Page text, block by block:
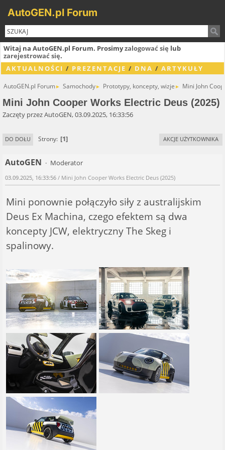
AutoGEN.pl Forum
Witaj na AutoGEN.pl Forum. Prosimyzalogować się lub
zarejestrować się.
AKTUALNOŚCI / PREZENTACJE / DNA / ARTYKUŁY
AutoGEN.pl Forum► Samochody► Prototypy, koncepty, wizje ► Mini John
Mini John Cooper Works Electric Deus (2025)
Zaczęty przez AutoGEN, 03.09.2025, 16:33:56
DO DOŁU Strony 1 AKCJE UŻYTKOWNIKA
AutoGEN Moderator
03.09.2025, 16:33:56 / Mini John Cooper Works Electric Deus (2025)
Mini ponownie połączyło siły z australijskim
Deus Ex Machina, czego efektem są dwa
koncepty JCW, elektryczny The Skeg i
spalinowy.